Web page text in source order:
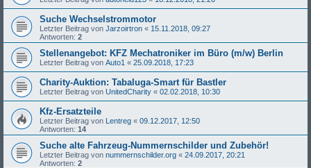
Suche Wechselstrommotor
Letzter Beitrag von Jarzoirtron « 15.11.2018, 09:27
Antworten: 2
Stellenangebot: KFZ Mechatroniker im Büro (m/w) Berlin
Letzter Beitrag von Auto1 « 25.09.2018, 17:23
Charity-Auktion: Tabaluga-Smart für Bastler
Letzter Beitrag von UnitedCharity « 02.02.2018, 10:30
Kfz-Ersatzteile
Letzter Beitrag von Lentreg « 09.12.2017, 12:50
Antworten: 14
Suche alte Fahrzeug-Nummernschilder und Zubehör!
Letzter Beitrag von nummernschilder.org « 24.09.2017, 20:21
Antworten: 2